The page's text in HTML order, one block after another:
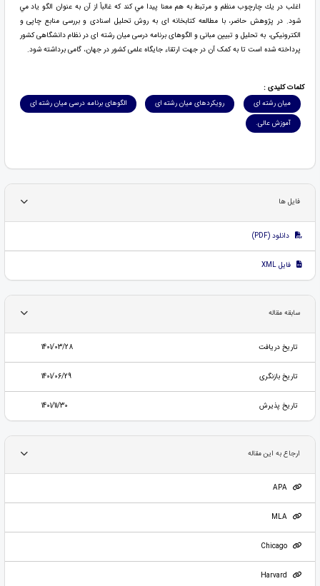
اغلب در يك چارچوب منظم و مرتبط به هم معنا پيدا مي كند كه غالباً از آن به عنوان الگو ياد مي
شود. در پژوهش حاضر، با مطالعه کتابخانه ای به روش تحلیل اسنادی و بررسی منابع چاپی و
الکترونیکی، به تحلیل و تبیین مبانی و الگوهای برنامه درسی میان رشته ای در نظام دانشگاهی کشور
پرداخته شده است تا به کمک آن در جهت ارتقاء جایگاه علمی کشور در جهان، گامی برداشته شود.
کلمات کلیدی :
میان رشته ای
رویکردهای میان رشته ای
الگوهای برنامه درسی میان رشته ای
آموزش عالی.
فایل ها
دانلود (PDF)
فایل XML
سابقه مقاله
تاریخ دریافت 1401/03/28
تاریخ بازنگری 1401/06/29
تاریخ پذیرش 1401/11/30
ارجاع به این مقاله
APA
MLA
Chicago